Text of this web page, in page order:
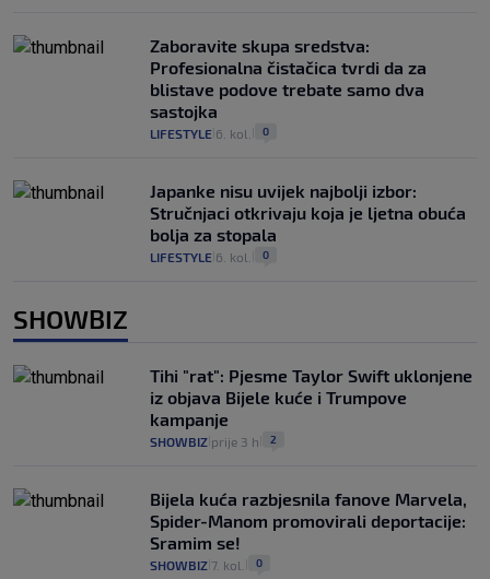
Zaboravite skupa sredstva:
Profesionalna čistačica tvrdi da za
blistave podove trebate samo dva
sastojka
LIFESTYLE 6. kol. 0
Japanke nisu uvijek najbolji izbor:
Stručnjaci otkrivaju koja je ljetna obuća
bolja za stopala
LIFESTYLE 6. kol. 0
SHOWBIZ
Tihi "rat": Pjesme Taylor Swift uklonjene
iz objava Bijele kuće i Trumpove
kampanje
SHOWBIZ prije 3 h 2
Bijela kuća razbjesnila fanove Marvela,
Spider-Manom promovirali deportacije:
Sramim se!
SHOWBIZ 7. kol. 0